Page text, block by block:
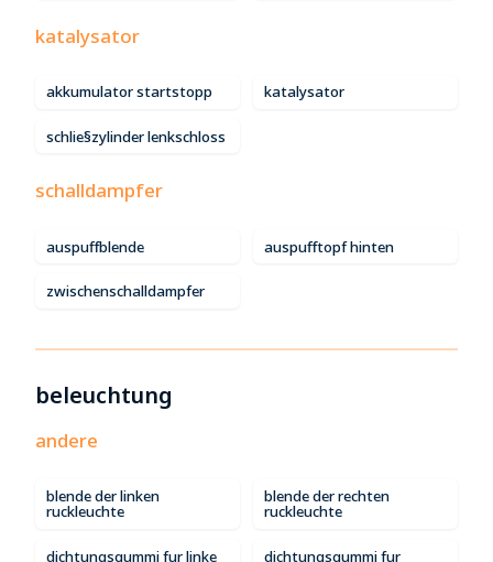
katalysator
akkumulator startstopp katalysator
schlie§zylinder lenkschloss
schalldampfer
auspuffblende auspufftopf hinten
zwischenschalldampfer
beleuchtung
andere
blende der linken
ruckleuchte
blende der rechten
ruckleuchte
dichtungsgummi fur linke dichtungsgummi fur